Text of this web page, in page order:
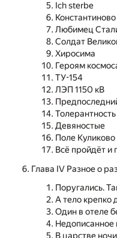
Ich sterbe
Константиново
Любимец
Солдат
Хиросима
Героям
ТУ-154
ЛЭП 1150 кВ
Толерантность
Девяностые
Поле Куликово
Всё пройдёт и
Глава IV Разное о
Поругались.
А тело крепко
Один в отеле
Недописанное